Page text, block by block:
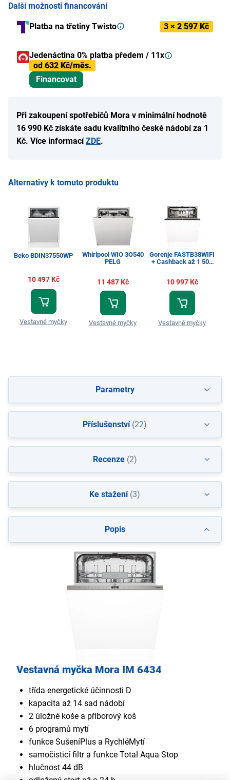
Další možnosti financování
Platba na třetiny Twisto 3 × 2 597 Kč
Jedenáctina 0% platba předem / 11x
od 632 Kč/měs.
Financovat
Při zakoupení spotřebičů Mora v minimální hodnotě
16 990 Kč získáte sadu kvalitního české nádobí za 1
Kč. Více informacíZDE.
Alternativy k tomuto produktu
Beko BDIN37550WP
10 497 Kč
Vestavné myčky
Whirlpool WIO 3O540
PELG
11 487 Kč
Vestavné myčky
Gorenje FASTB38WIFI
+ Cashback až 1 500
10 997 Kč
Vestavné myčky
Popis
Vestavná myčka Mora IM 6434
třída energetické účinnosti D
kapacita až 14 sad nádobí
2 úložné koše a příborový koš
6 programů mytí
funkce SušeníPlus a RychléMytí
samočisticí filtr a funkce Total Aqua Stop
hlučnost 44 dB
Parametry
Příslušenství(22)
Recenze(2)
Ke stažení(3)